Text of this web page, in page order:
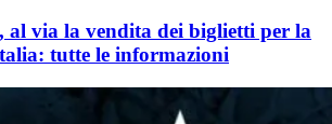
al via la vendita dei biglietti per la
tutte le informazioni